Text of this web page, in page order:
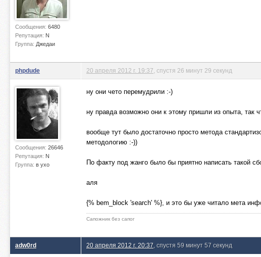
Сообщения: 6480
Репутация: N
Группа: Джедаи
phpdude
Сообщения: 26646
Репутация: N
Группа: в ухо
20 апреля 2012 г. 19:37 , спустя 26 минут 29 секунд
ну они чето перемудрили :-)
ну правда возможно они к этому пришли из опыта, так
вообще тут было достаточно просто метода
методологию :-))
По факту под жанго было бы приятно написать такой
аля
{% bem_block 'search' %}, и это бы уже читало мета
Сапожник без сапог
adw0rd 20 апреля 2012 г. 20:37 , спустя 59 минут 57 секунд